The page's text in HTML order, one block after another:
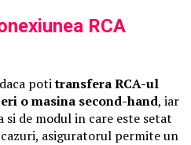
RCA
potitransfera RCA-ul
o masina second-hand, iar
de modul in care este setat
asiguratorul permite un